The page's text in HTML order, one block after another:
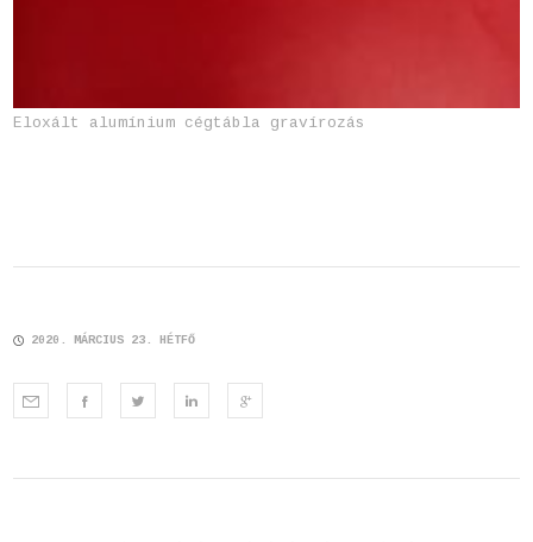
Eloxált alumínium cégtábla gravírozás
2020. MÁRCIUS 23. HÉTFŐ